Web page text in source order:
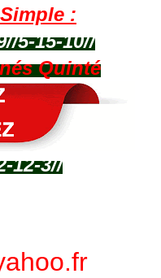
:
5-15-10//
Quinté
12-3//